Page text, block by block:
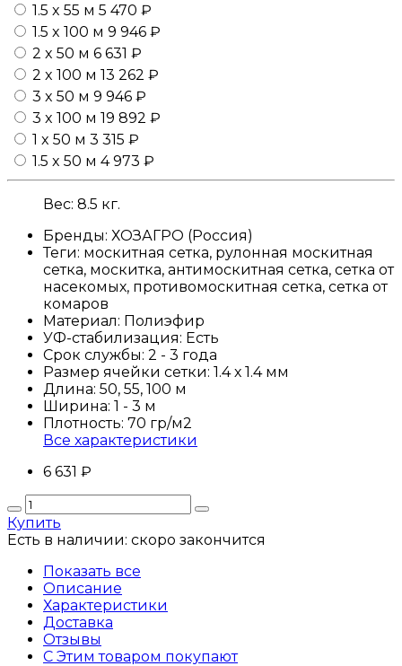
1.5 x 55 м 5 470 ₽
1.5 x 100 м 9 946 ₽
2 x 50 м 6 631 ₽
2 x 100 м 13 262 ₽
3 x 50 м 9 946 ₽
3 x 100 м 19 892 ₽
1 x 50 м 3 315 ₽
1.5 x 50 м 4 973 ₽
Вес: 8.5 кг.
Бренды: ХОЗАГРО (Россия)
Теги: москитная сетка, рулонная москитная
сетка, москитка, антимоскитная сетка, сетка от
насекомых, противомоскитная сетка, сетка от
комаров
Материал: Полиэфир
УФ-стабилизация: Есть
Срок службы: 2 - 3 года
Размер ячейки сетки: 1.4 х 1.4мм
Длина: 50, 55, 100 м
Ширина: 1 - 3 м
Плотность: 70 гр/м2
Все характеристики
6 631 ₽
Купить
Есть в наличии: скоро закончится
Показать все
Описание
Характеристики
Доставка
Отзывы
С Этим товаром покупают